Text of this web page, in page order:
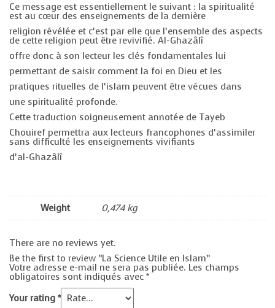
Ce message est essentiellement le suivant : la spiritualité
est au cœur des enseignements de la dernière
religion révélée et c’est par elle que l’ensemble des aspects
de cette religion peut être revivifié. Al-Ghazâlî
offre donc à son lecteur les clés fondamentales lui
permettant de saisir comment la foi en Dieu et les
pratiques rituelles de l’islam peuvent être vécues dans
une spiritualité profonde.
Cette traduction soigneusement annotée de Tayeb
Chouiref permettra aux lecteurs francophones d’assimiler
sans difficulté les enseignements vivifiants
d’al-Ghazâlî
Weight 0,474 kg
There are no reviews yet.
Be the first to review “La Science Utile en Islam”
Votre adresse e-mail ne sera pas publiée. Les champs
obligatoires sont indiqués avec *
Your rating *